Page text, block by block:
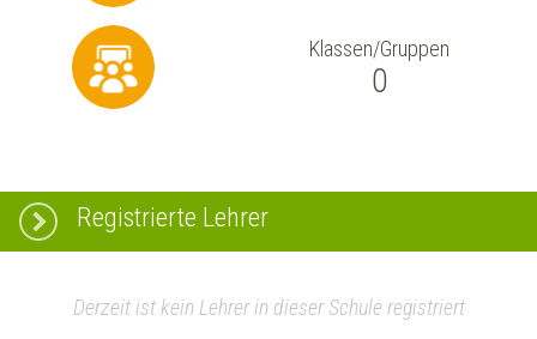
Klassen/Gruppen
0
Registrierte Lehrer
Derzeit ist kein Lehrer in dieser Schule registriert